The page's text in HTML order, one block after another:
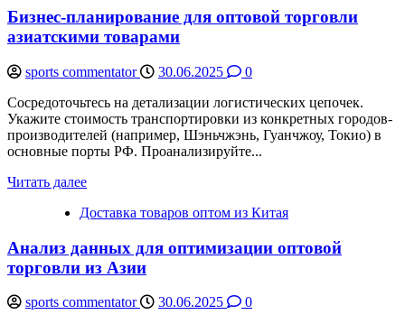
Бизнес-планирование для оптовой торговли
азиатскими товарами
sports commentator 30.06.2025
0
Сосредоточьтесь на детализации логистических цепочек.
Укажите стоимость транспортировки из конкретных городов-
производителей (например, Шэньчжэнь, Гуанчжоу, Токио) в
основные порты РФ. Проанализируйте...
Читать далее
Доставка товаров оптом из Китая
Анализ данных для оптимизации оптовой
торговли из Азии
sports commentator 30.06.2025
0